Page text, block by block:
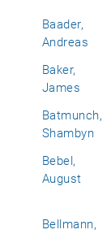
Baader,
Andreas
Baker,
James
Batmunch,
Shambyn
Bebel,
August
Bellmann,